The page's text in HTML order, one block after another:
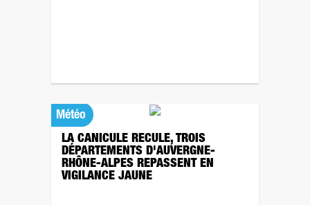
Météo
LA CANICULE RECULE, TROIS
DÉPARTEMENTS D'AUVERGNE-
RHÔNE-ALPES REPASSENT EN
VIGILANCE JAUNE